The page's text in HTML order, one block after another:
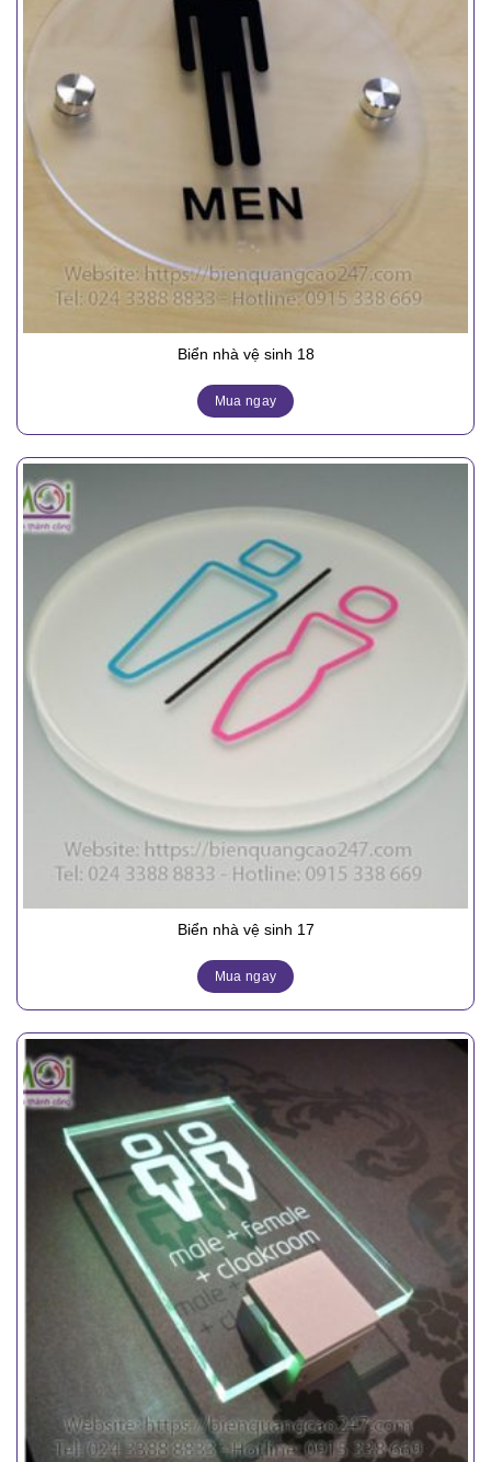
Biển nhà vệ sinh 18
Mua ngay
Biển nhà vệ sinh 17
Mua ngay